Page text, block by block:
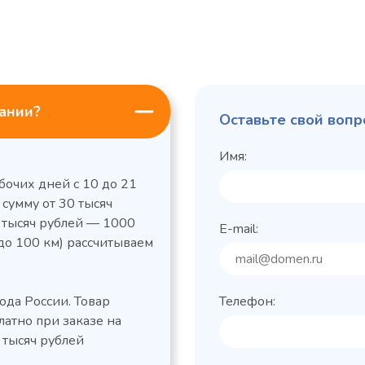
стол Polair
1050421d
х Ш х В),
1200x605x850/91
0
Холодильный
Polair ШХФ-0,2
Расход
дней с 10 до 21
сумму от 30 тысяч
рублей — 1000
100 км) рассчитываем
России. Товар
при заказе на
рублей
Оставьте свой
Имя:
E-mail:
Телефон: